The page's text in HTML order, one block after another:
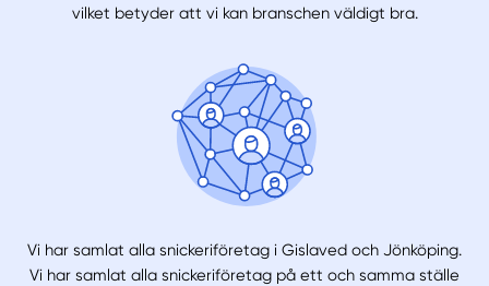
vilket betyder att vi kan branschen väldigt bra.
Vi har samlat alla snickeriföretag i Gislaved och Jönköping.
Vi har samlat alla snickeriföretag på ett och samma ställe